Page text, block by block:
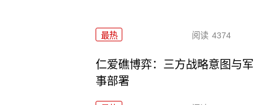
最热 阅读 4374
仁爱礁博弈：三方战略意图与军
事部署